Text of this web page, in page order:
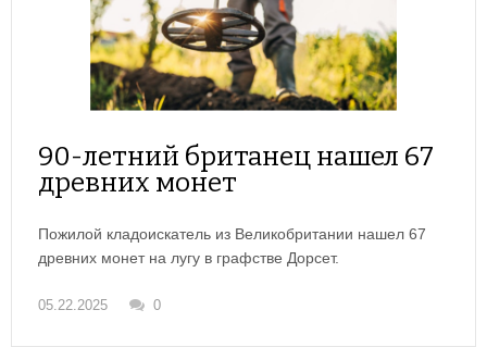
90-летний британец нашел 67
древних монет
Пожилой кладоискатель из Великобритании нашел 67
древних монет на лугу в графстве Дорсет.
05.22.2025 0